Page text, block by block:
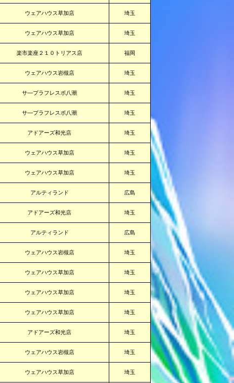
ウェアハウス草加店 埼玉
ウェアハウス草加店 埼玉
楽市楽座２１０トリアス店 福岡
ウェアハウス岩槻店 埼玉
サ―プラフレスポ八潮 埼玉
サ―プラフレスポ八潮 埼玉
アドアーズ和光店 埼玉
ウェアハウス草加店 埼玉
ウェアハウス草加店 埼玉
アルティランド 広島
アドアーズ和光店 埼玉
アルティランド 広島
ウェアハウス岩槻店 埼玉
ウェアハウス草加店 埼玉
ウェアハウス草加店 埼玉
ウェアハウス草加店 埼玉
アドアーズ和光店 埼玉
ウェアハウス岩槻店 埼玉
ウェアハウス草加店 埼玉